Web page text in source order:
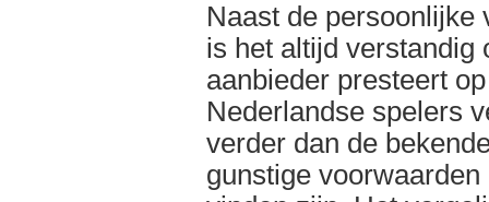
Naast de persoonlijke
is het altijd verstandig
aanbieder presteert
Nederlandse spelers
verder dan de
gunstige